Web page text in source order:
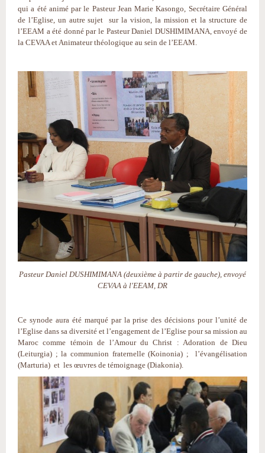
qui a été animé par le Pasteur Jean Marie Kasongo, Secrétaire Général
de l’Eglise, un autre sujet sur la vision, la mission et la structure de
l’EEAM a été donné par le Pasteur Daniel DUSHIMIMANA, envoyé de
la CEVAA et Animateur théologique au sein de l’EEAM.
Pasteur Daniel DUSHIMIMANA (deuxième à partir de gauche), envoyé
CEVAA à l'EEAM, DR
Ce synode aura été marqué par la prise des décisions pour l’unité de
l’Eglise dans sa diversité et l’engagement de l’Eglise pour sa mission au
Maroc comme témoin de l’Amour du Christ : Adoration de Dieu
(Leiturgia) ; la communion fraternelle (Koinonia) ; l’évangélisation
(Marturia) et les œuvres de témoignage (Diakonia).